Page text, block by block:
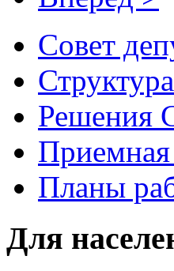
Совет
Решения
Приемная
Планы
Для